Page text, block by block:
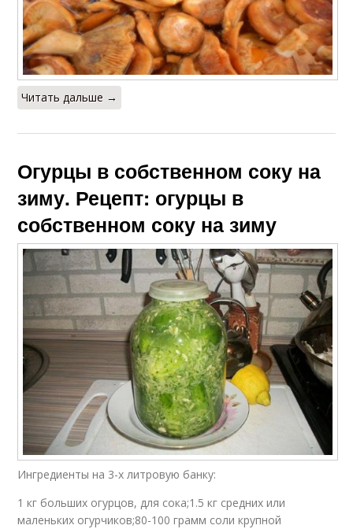
Читать дальше →
Огурцы в собственном соку на
зиму. Рецепт: огурцы в
собственном соку на зиму
Ингредиенты на 3-х литровую банку:
1 кг больших огурцов, для сока;1.5 кг средних или
маленьких огурчиков;80-100 грамм соли крупной